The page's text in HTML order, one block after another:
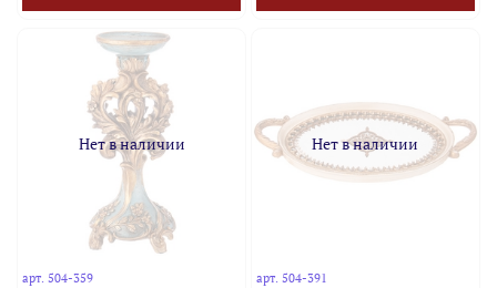
Нет в наличии
арт.504-359
Нет в наличии
арт. 504-391